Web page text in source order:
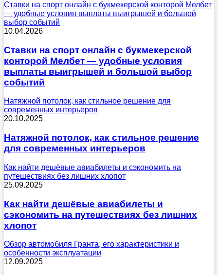
Ставки на спорт онлайн с букмекерской конторой Мелбет
— удобные условия выплаты выигрышей и большой
выбор событий
10.04.2026
Ставки на спорт онлайн с букмекерской
конторой Мелбет — удобные условия
выплаты выигрышей и большой выбор
событий
Натяжной потолок, как стильное решение для
современных интерьеров
20.10.2025
Натяжной потолок, как стильное решение
для современных интерьеров
Как найти дешёвые авиабилеты и сэкономить на
путешествиях без лишних хлопот
25.09.2025
Как найти дешёвые авиабилеты и
сэкономить на путешествиях без лишних
хлопот
Обзор автомобиля Гранта, его характеристики и
особенности эксплуатации
12.09.2025